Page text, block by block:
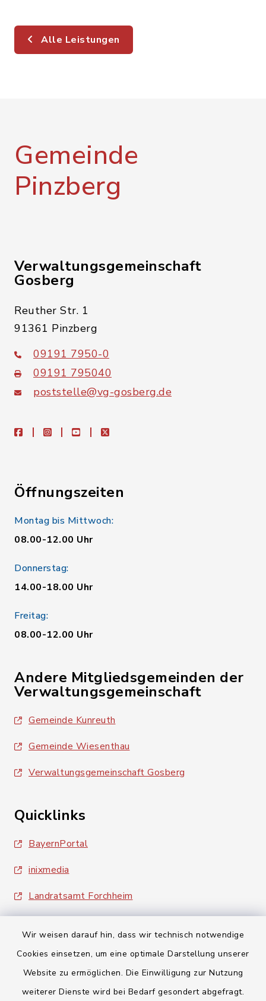
Wir weisen darauf hin, dass wir technisch notwendige
Cookies einsetzen, um eine optimale Darstellung unserer
Website zu ermöglichen. Die Einwilligung zur Nutzung
weiterer Dienste wird bei Bedarf gesondert abgefragt.
Alle Leistungen
Gemeinde
Pinzberg
Verwaltungsgemeinschaft
Gosberg
Reuther Str. 1
91361 Pinzberg
09191 7950-0
09191 795040
poststelle@vg-gosberg.de
facebookinstagramyoutubeX
Öffnungszeiten
Montag bis Mittwoch:
08.00-12.00 Uhr
Donnerstag:
14.00-18.00 Uhr
Freitag:
08.00-12.00 Uhr
Andere Mitgliedsgemeinden der
Verwaltungsgemeinschaft
Gemeinde Kunreuth
Gemeinde Wiesenthau
Verwaltungsgemeinschaft Gosberg
Quicklinks
BayernPortal
inixmedia
Landratsamt Forchheim